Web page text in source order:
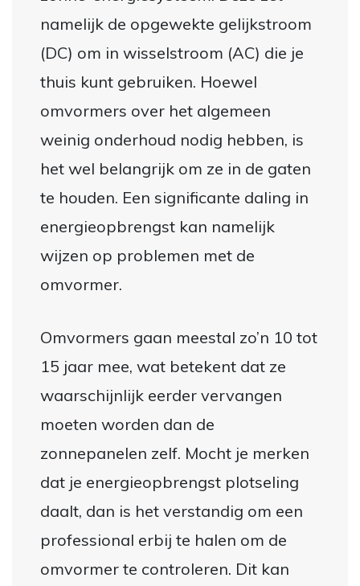
namelijk de opgewekte gelijkstroom
(DC) om in wisselstroom (AC) die je
thuis kunt gebruiken. Hoewel
omvormers over het algemeen
weinig onderhoud nodig hebben, is
het wel belangrijk om ze in de gaten
te houden. Een significante daling in
energieopbrengst kan namelijk
wijzen op problemen met de
omvormer.
Omvormers gaan meestal zo’n 10 tot
15 jaar mee, wat betekent dat ze
waarschijnlijk eerder vervangen
moeten worden dan de
zonnepanelen zelf. Mocht je merken
dat je energieopbrengst plotseling
daalt, dan is het verstandig om een
professional erbij te halen om de
omvormer te controleren. Dit kan